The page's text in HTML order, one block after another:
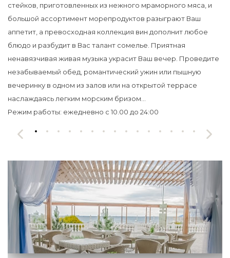
стейков, приготовленных из нежного мраморного мяса, и
большой ассортимент морепродуктов разыграют Ваш
аппетит, а превосходная коллекция вин дополнит любое
блюдо и разбудит в Вас талант сомелье. Приятная
ненавязчивая живая музыка украсит Ваш вечер. Проведите
незабываемый обед, романтический ужин или пышную
вечеринку в одном из залов или на открытой террасе
наслаждаясь легким морским бризом…
Режим работы: ежедневно с 10.00 до 24:00